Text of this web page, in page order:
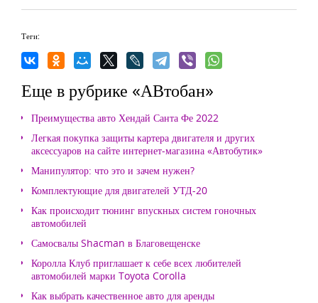
Теги:
Еще в рубрике «АВтобан»
Преимущества авто Хендай Санта Фе 2022
Легкая покупка защиты картера двигателя и других
аксессуаров на сайте интернет-магазина «Автобутик»
Манипулятор: что это и зачем нужен?
Комплектующие для двигателей УТД-20
Как происходит тюнинг впускных систем гоночных
автомобилей
Самосвалы Shacman в Благовещенске
Королла Клуб приглашает к себе всех любителей
автомобилей марки Toyota Corolla
Как выбрать качественное авто для аренды